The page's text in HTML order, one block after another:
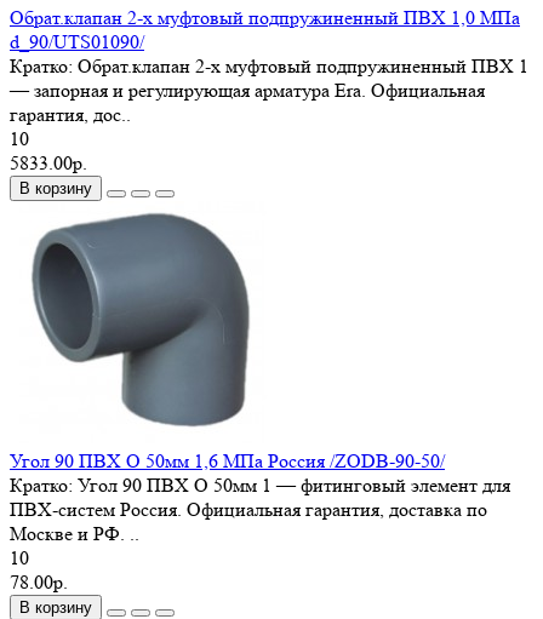
Обрат.клапан 2-х муфтовый подпружиненный ПВХ 1,0 МПа
d_90/UTS01090/
Кратко: Обрат.клапан 2-х муфтовый подпружиненный ПВХ 1
— запорная и регулирующая арматура Era. Официальная
гарантия, дос..
10
5833.00р.
В корзину
Угол 90 ПВХ O 50мм 1,6 МПа Россия /ZODB-90-50/
Кратко: Угол 90 ПВХ O 50мм 1 — фитинговый элемент для
ПВХ-систем Россия. Официальная гарантия, доставка по
Москве и РФ. ..
10
78.00р.
В корзину